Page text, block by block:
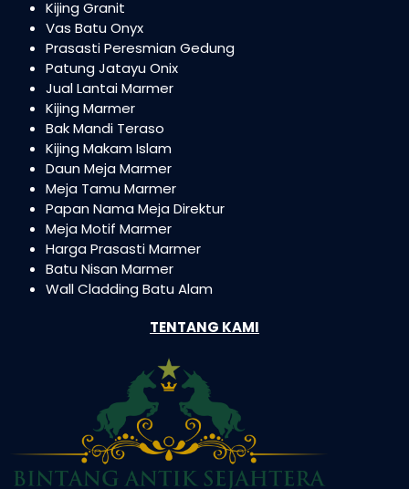
Kijing Granit
Vas Batu Onyx
Prasasti Peresmian Gedung
Patung Jatayu Onix
Jual Lantai Marmer
Kijing Marmer
Bak Mandi Teraso
Kijing Makam Islam
Daun Meja Marmer
Meja Tamu Marmer
Papan Nama Meja Direktur
Meja Motif Marmer
Harga Prasasti Marmer
Batu Nisan Marmer
Wall Cladding Batu Alam
TENTANG KAMI